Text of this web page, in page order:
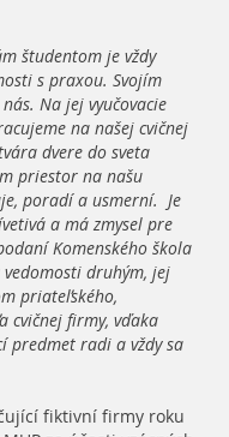
študentom je vždy
s praxou. Svojím
Na jej vyučovacie
na našej cvičnej
dvere do sveta
priestor na našu
poradí a usmerní. Je
a má zmysel pre
Komenského škola
druhým, jej
priateľského,
cvičnej firmy, vďaka
predmet radi a vždy sa
fiktivní firmy roku